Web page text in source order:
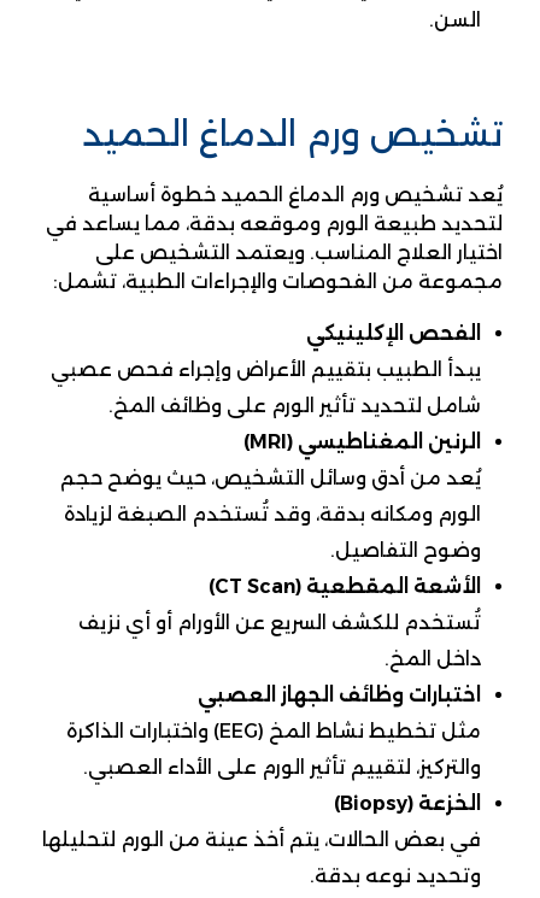
السن.
تشخيص ورم الدماغ الحميد
يُعد تشخيص ورم الدماغ الحميد خطوة أساسية
لتحديد طبيعة الورم وموقعه بدقة، مما يساعد في
اختيار العلاج المناسب. ويعتمد التشخيص على
مجموعة من الفحوصات والإجراءات الطبية، تشمل:
الفحص الإكلينيكي
يبدأ الطبيب بتقييم الأعراض وإجراء فحص عصبي
شامل لتحديد تأثير الورم على وظائف المخ.
الرنين المغناطيسي (MRI)
يُعد من أدق وسائل التشخيص، حيث يوضح حجم
الورم ومكانه بدقة، وقد تُستخدم الصبغة لزيادة
وضوح التفاصيل.
الأشعة المقطعية (CT Scan)
تُستخدم للكشف السريع عن الأورام أو أي نزيف
داخل المخ.
اختبارات وظائف الجهاز العصبي
مثل تخطيط نشاط المخ (EEG) واختبارات الذاكرة
والتركيز، لتقييم تأثير الورم على الأداء العصبي.
الخزعة (Biopsy)
في بعض الحالات، يتم أخذ عينة من الورم لتحليلها
وتحديد نوعه بدقة.